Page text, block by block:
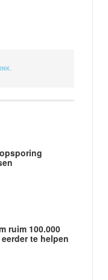
ruim 100.000
te helpen